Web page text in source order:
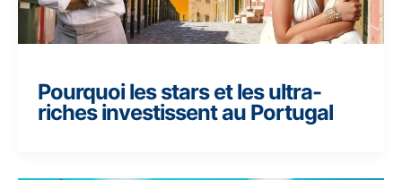
Pourquoi les stars et les ultra-
riches investissent au Portugal